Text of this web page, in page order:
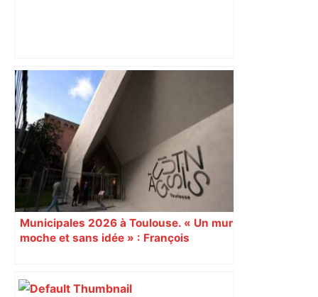
Toulouse : prévisions météo du
vendredi 13 mars 2026 – Météocity
Municipales 2026 à Toulouse. « Un mur
moche et sans idée » : François
Augustins